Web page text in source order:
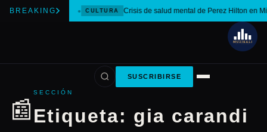
BREAKING CULTURA Crisis de salud mental de Perez Hilton en
SUSCRIBIRSE
📰
SECCIÓN
Etiqueta: gia carandi